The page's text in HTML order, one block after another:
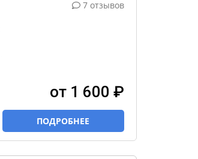
7 отзывов
от 1 600 ₽
ПОДРОБНЕЕ